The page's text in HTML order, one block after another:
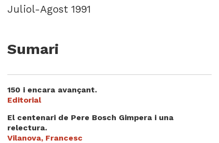
QUI SOM
L'AVENÇ PAPER
PUBLICITAT
VIDEOTECA
Focus
Actualitat
El llibre de la setmana
Juliol-Agost 1991
Sumari
150 i encara avançant.
Editorial
El centenari de Pere Bosch Gimpera i una
relectura.
Vilanova, Francesc